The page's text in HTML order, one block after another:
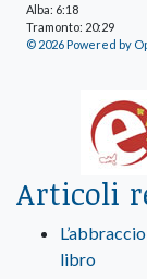
Alba: 6:18
Tramonto: 20:29
© 2026 Powered by
Articoli
libro